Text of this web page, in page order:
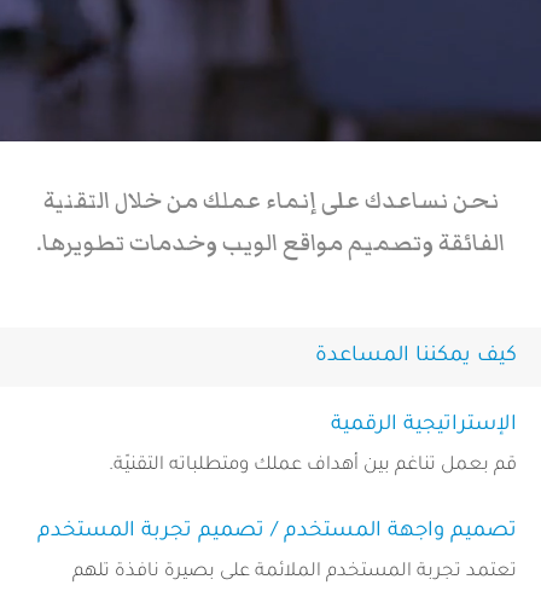
نحن نساعدك على إنماء عملك من خلال التقنية
الفائقة وتصميم مواقع الويب وخدمات تطويرها.
كيف يمكننا المساعدة
الإستراتيجية الرقمية
قم بعمل تناغم بين أهداف عملك ومتطلباته التقنيّة.
تصميم واجهة المستخدم / تصميم تجربة المستخدم
تعتمد تجربة المستخدم الملائمة على بصيرة نافذة تلهم